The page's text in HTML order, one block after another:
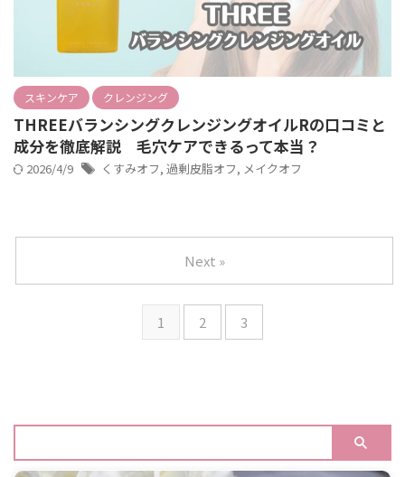
スキンケア クレンジング
THREEバランシングクレンジングオイルRの口コミと
成分を徹底解説 毛穴ケアできるって本当？
2026/4/9 くすみオフ, 過剰皮脂オフ, メイクオフ
1 2 3
Next »